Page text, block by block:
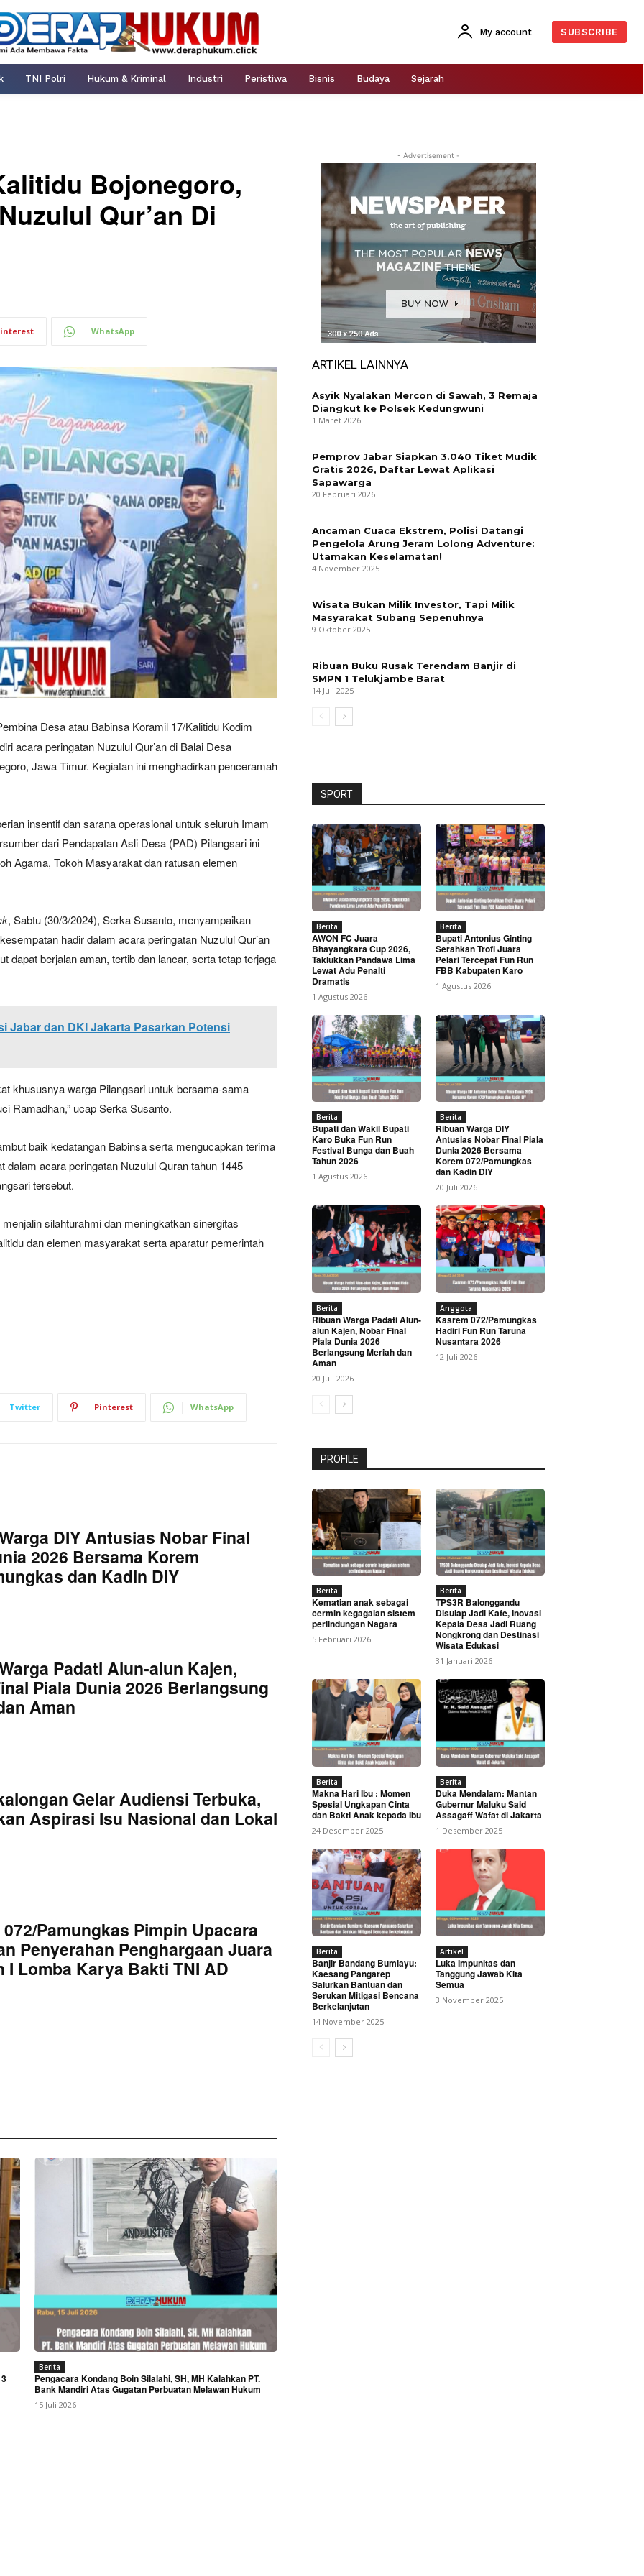
NOW
About
Contact us
TK Dan Bupati Karo Salurkan 50 Unit Truk Untuk KDKMP
My account SUBSCRIBE
TNI Polri Hukum & Kriminal Industri Peristiwa Bisnis Budaya Sejarah
Bojonegoro,
Qur’an Di
WhatsApp
Desa atau Babinsa Koramil 17/Kalitidu Kodim
acara peringatan Nuzulul Qur’an di Balai Desa
Jawa Timur. Kegiatan ini menghadirkan penceramah
insentif dan sarana operasional untuk seluruh Imam
dari Pendapatan Asli Desa (PAD) Pilangsari ini
Agama, Tokoh Masyarakat dan ratusan elemen
, Sabtu (30/3/2024), Serka Susanto, menyampaikan
hadir dalam acara peringatan Nuzulul Qur’an
dapat berjalan aman, tertib dan lancar, serta tetap terjaga
Jabar dan DKI Jakarta Pasarkan Potensi
khususnya warga Pilangsari untuk bersama-sama
Ramadhan,” ucap Serka Susanto.
baik kedatangan Babinsa serta mengucapkan terima
acara peringatan Nuzulul Quran tahun 1445
tersebut.
silahturahmi dan meningkatkan sinergitas
dan elemen masyarakat serta aparatur pemerintah
Twitter Pinterest WhatsApp
DIY Antusias Nobar Final
2026 Bersama Korem
dan Kadin DIY
Padati Alun-alun Kajen,
Piala Dunia 2026 Berlangsung
Aman
Gelar Audiensi Terbuka,
Aspirasi Isu Nasional dan Lokal
Pamungkas Pimpin Upacara
Penyerahan Penghargaan Juara
I Lomba Karya Bakti TNI AD
Berita
Pengacara Kondang Boin Silalahi, SH, MH Kalahkan PT.
Bank Mandiri Atas Gugatan Perbuatan Melawan Hukum
15 Juli 2026
- Advertisement -
ARTIKEL LAINNYA
Asyik Nyalakan Mercon di Sawah, 3 Remaja
Diangkut ke Polsek Kedungwuni
1 Maret 2026
Pemprov Jabar Siapkan 3.040 Tiket Mudik
Gratis 2026, Daftar Lewat Aplikasi
Sapawarga
20 Februari 2026
Ancaman Cuaca Ekstrem, Polisi Datangi
Pengelola Arung Jeram Lolong Adventure:
Utamakan Keselamatan!
4 November 2025
Wisata Bukan Milik Investor, Tapi Milik
Masyarakat Subang Sepenuhnya
9 Oktober 2025
Ribuan Buku Rusak Terendam Banjir di
SMPN 1 Telukjambe Barat
14 Juli 2025
SPORT
Berita
AWON FC Juara
Bhayangkara Cup 2026,
Taklukkan Pandawa Lima
Lewat Adu Penalti
Dramatis
1 Agustus 2026
Berita
Bupati Antonius Ginting
Serahkan Trofi Juara
Pelari Tercepat Fun Run
FBB Kabupaten Karo
1 Agustus 2026
Berita
Bupati dan Wakil Bupati
Karo Buka Fun Run
Festival Bunga dan Buah
Tahun 2026
1 Agustus 2026
Berita
Ribuan Warga DIY
Antusias Nobar Final Piala
Dunia 2026 Bersama
Korem 072/Pamungkas
dan Kadin DIY
20 Juli 2026
Berita
Ribuan Warga Padati Alun-
alun Kajen, Nobar Final
Piala Dunia 2026
Berlangsung Meriah dan
Aman
20 Juli 2026
Anggota
Kasrem 072/Pamungkas
Hadiri Fun Run Taruna
Nusantara 2026
12 Juli 2026
PROFILE
Berita
Kematian anak sebagai
cermin kegagalan sistem
perlindungan Nagara
5 Februari 2026
Berita
TPS3R Balonggandu
Disulap Jadi Kafe, Inovasi
Kepala Desa Jadi Ruang
Nongkrong dan Destinasi
Wisata Edukasi
31 Januari 2026
Berita
Makna Hari Ibu : Momen
Spesial Ungkapan Cinta
dan Bakti Anak kepada Ibu
24 Desember 2025
Berita
Duka Mendalam: Mantan
Gubernur Maluku Said
Assagaff Wafat di Jakarta
1 Desember 2025
Berita
Banjir Bandang Bumiayu:
Kaesang Pangarep
Salurkan Bantuan dan
Serukan Mitigasi Bencana
Berkelanjutan
14 November 2025
Artikel
Luka Impunitas dan
Tanggung Jawab Kita
Semua
3 November 2025